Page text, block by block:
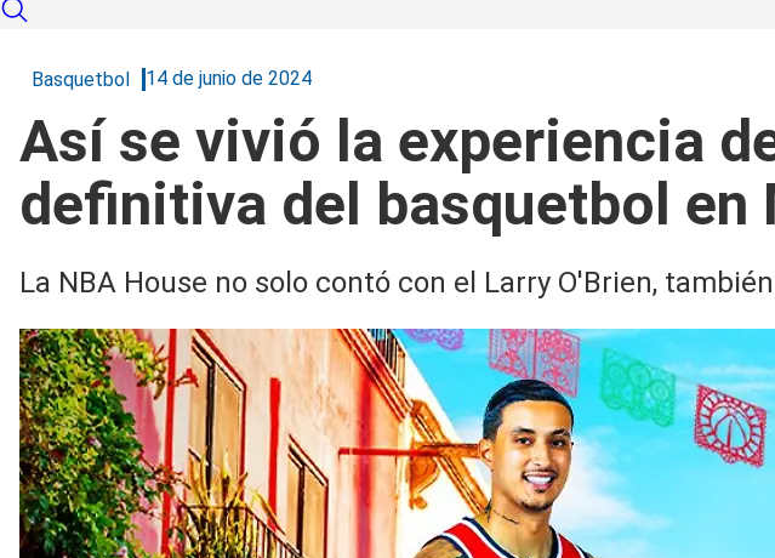
Basquetbol 14 de junio de 2024
Así se vivió la experiencia
definitiva del basquetbol en
La NBA House no solo contó con el Larry O'Brien,